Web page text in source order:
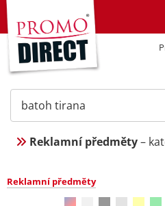
Reklamní předměty–
Reklamní předměty